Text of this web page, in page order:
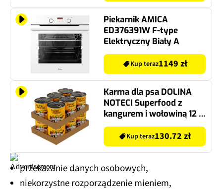
Piekarnik AMICA
ED376391W F-type
Elektryczny Biały A
Kup teraz1149 zł
Karma dla psa DOLINA
NOTECI Superfood z
kangurem i wołowiną 12 x
800 g
Kup teraz130.72 zł
przekazanie danych osobowych,
niekorzystne rozporządzenie mieniem,